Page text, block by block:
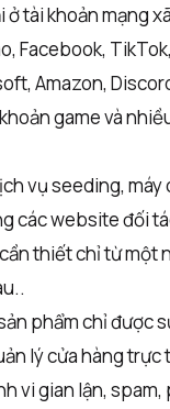
tài khoản mạng
Facebook,
Amazon,
game và
vụ seeding,
các website đối
thiết chỉ từ một
phẩm chỉ được
lý cửa hàng
vi gian lận,